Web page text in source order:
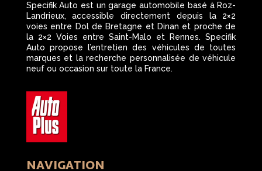
Specifik Auto est un garage automobile basé à Roz-
Landrieux, accessible directement depuis la 2×2
voies entre Dol de Bretagne et Dinan et proche de
la 2×2 Voies entre Saint-Malo et Rennes. Specifik
Auto propose l’entretien des véhicules de toutes
marques et la recherche personnalisée de véhicule
neuf ou occasion sur toute la France.
NAVIGATION